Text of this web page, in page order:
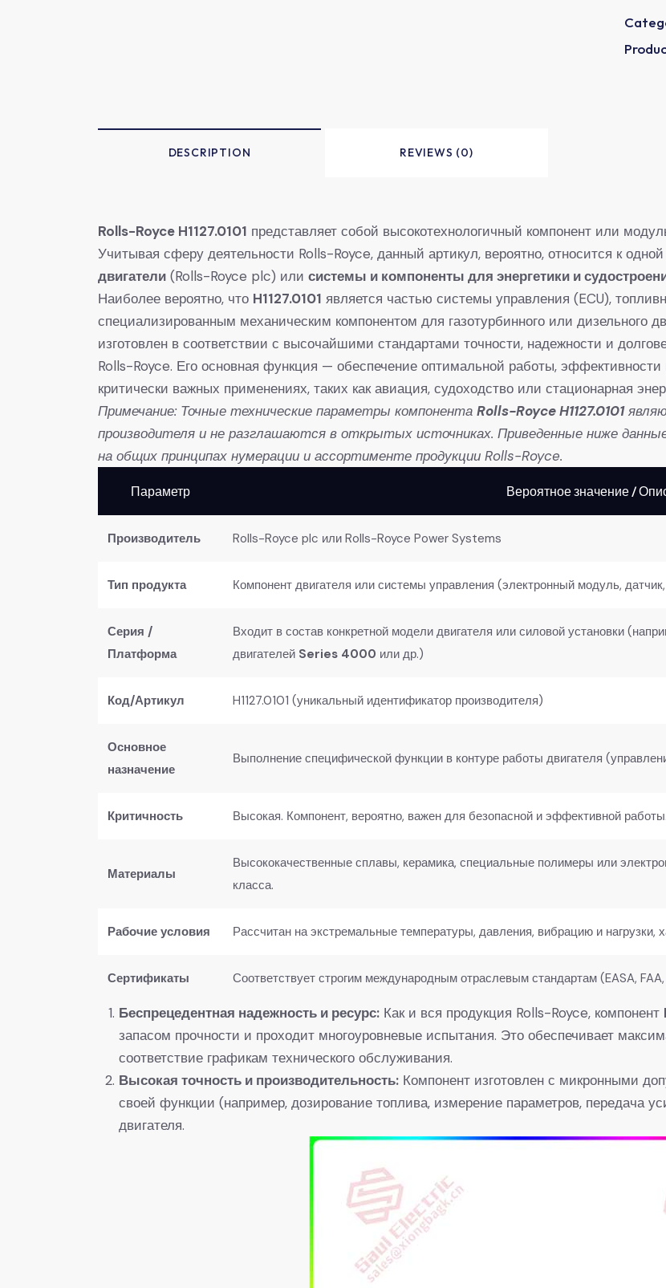
DESCRIPTION REVIEWS (0)
Rolls-Royce H1127.0101 представляет собой высокотехнологичный компонент или
Учитывая сферу деятельности Rolls-Royce, данный артикул, вероятно, относится к
двигатели ​ (Rolls-Royce plc) или системы и компоненты для энергетики и
Наиболее вероятно, что H1127.0101 является частью системы управления (ECU),
специализированным механическим компонентом для газотурбинного или дизельного
изготовлен в соответствии с высочайшими стандартами точности, надежности и
Rolls-Royce. Его основная функция — обеспечение оптимальной работы,
критически важных применениях, таких как авиация, судоходство или стационарная
Примечание: Точные технические параметры компонента Rolls-Royce H1127.0101
производителя и не разглашаются в открытых источниках. Приведенные ниже
на общих принципах нумерации и ассортименте продукции Rolls-Royce.
Параметр Вероятное значение /
Производитель Rolls-Royce plc или Rolls-Royce Power Systems
Тип продукта Компонент двигателя или системы управления (электронный модуль,
Серия /
Платформа
Входит в состав конкретной модели двигателя или силовой установки
двигателей Series 4000 ​ или др.)
Код/Артикул H1127.0101 (уникальный идентификатор производителя)
Основное
назначение
Выполнение специфической функции в контуре работы двигателя
Критичность Высокая. Компонент, вероятно, важен для безопасной и эффективной работы.
Материалы
Высококачественные сплавы, керамика, специальные полимеры или
класса.
Рабочие условия Рассчитан на экстремальные температуры, давления, вибрацию и нагрузки,
Сертификаты Соответствует строгим международным отраслевым стандартам (EASA,
Беспрецедентная надежность и ресурс:​ Как и вся продукция Rolls-Royce, компонент
запасом прочности и проходит многоуровневые испытания. Это обеспечивает
соответствие графикам технического обслуживания.
Высокая точность и производительность: Компонент изготовлен с микронными
своей функции (например, дозирование топлива, измерение параметров, передача
двигателя.